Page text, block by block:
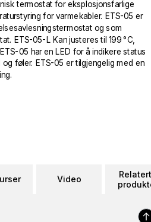
termostat for eksplosjonsfarlige
for varmekabler. ETS-05 er
og som
ETS-05-L Kan justeres til 199 °C,
05 har en LED for å indikere status
føler. ETS-05 er tilgjengelig med en
Video